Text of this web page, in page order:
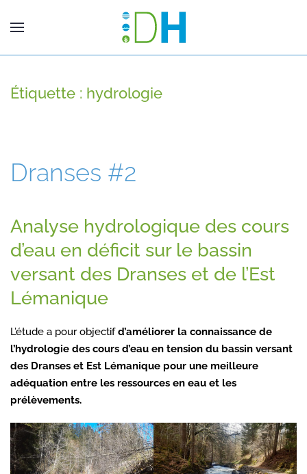
Étiquette : hydrologie
Dranses #2
Analyse hydrologique des cours
d’eau en déficit sur le bassin
versant des Dranses et de l’Est
Lémanique
L’étude a pour objectifd’améliorer la connaissance de
l’hydrologie des cours d’eau en tension du bassin versant
des Dranses et Est Lémanique pour une meilleure
adéquation entre les ressources en eau et les
prélèvements.